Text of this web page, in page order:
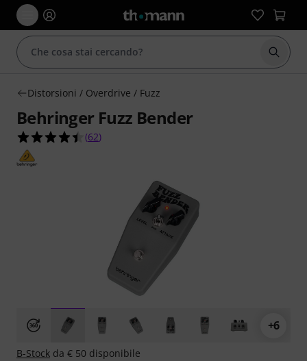
Distorsioni / Overdrive / Fuzz
Behringer Fuzz Bender
4.5 su 5 stelle su 62 valutazioni dei clienti
(62)
+6
B-Stock da € 50 disponibile